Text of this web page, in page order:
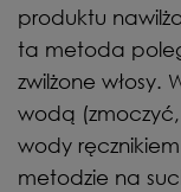
produktu
ta metoda
zwilżone włosy.
wodą
wody
metodzie na